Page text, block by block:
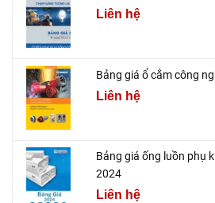
Liên hệ
Bảng giá ổ cắm công
Liên hệ
Bảng giá ống luồn phụ
2024
Liên hệ